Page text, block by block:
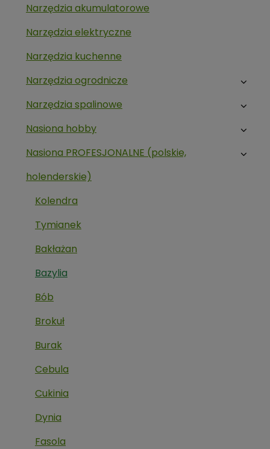
Narzędzia akumulatorowe
Narzędzia elektryczne
Narzędzia kuchenne
Narzędzia ogrodnicze
Narzędzia spalinowe
Nasiona hobby
Nasiona PROFESJONALNE (polskie,
holenderskie)
Kolendra
Tymianek
Bakłażan
Bazylia
Bób
Brokuł
Burak
Cebula
Cukinia
Dynia
Fasola